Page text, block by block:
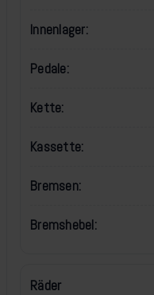
Innenlager:
Pedale:
Kette:
Kassette:
Bremsen:
Bremshebel:
Räder